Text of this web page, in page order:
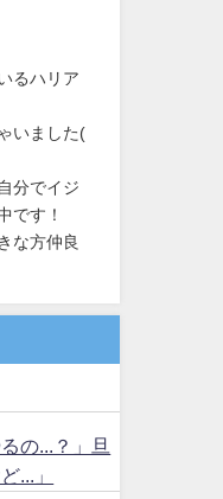
るハリア
いました(
分でイジ
です！
な方仲良
の...？」旦
...」